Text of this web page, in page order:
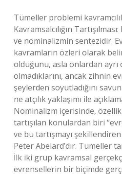
Tümeller problemi
Kavramsalcılığın
ve nominalizmin sentezidir.
kavramların özleri olarak
olduğunu, asla onlardan ayrı
olmadıklarını, ancak zihnin
şeylerden soyutladığını
ne atçılık yaklaşımı ile
Nominalizm içerisinde,
tartışılan konulardan biri
ve bu tartışmayı
Peter Abelard’dır. Tumeller
İlk iki grup kavramsal
evrensellerin bir biçimde